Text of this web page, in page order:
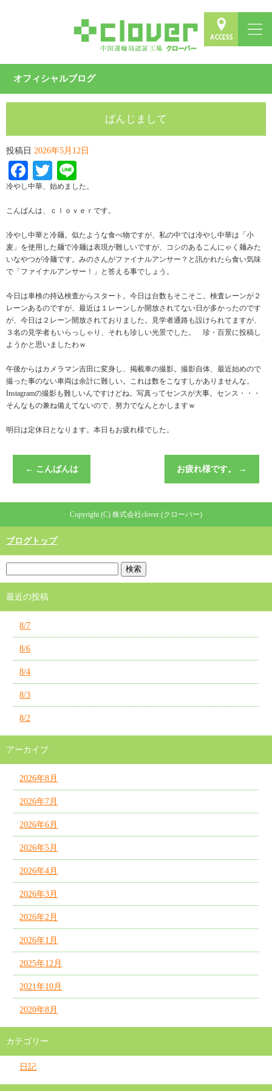
オフィシャルブログ
ばんじまして
投稿日 2026年5月12日
Facebook
Twitter
冷やし中華、始めました。
こんばんは、ｃｌｏｖｅｒです。
冷やし中華と冷麺。似たような食べ物ですが、私の中では冷やし中華は「小
麦」を使用した麺で冷麺は表現が難しいですが、コシのあるこんにゃく麺みた
いなやつが冷麺です。みのさんがファイナルアンサー？と訊かれたら食い気味
で「ファイナルアンサー！」と答える事でしょう。
今日は車検の持込検査からスタート。今日は台数もそこそこ。検査レーンが２
レーンあるのですが、最近は１レーンしか開放されてない日が多かったのです
が、今日は２レーン開放されておりました。見学者通路も設けられてますが、
３名の見学者もいらっしゃり、それも珍しい光景でした。 珍・百景に投稿し
ようかと思いましたわｗ
午後からはカメラマン吉田に変身し、掲載車の撮影。撮影自体、最近始めので
撮った事のない車両は余計に難しい。これは数をこなすしかありませんな。
Instagramの撮影も難しいんですけどね。写真ってセンスが大事。センス・・・
そんなもの兼ね備えてないので、努力でなんとかしますｗ
明日は定休日となります。本日もお疲れ様でした。
← こんばんは お疲れ様です。 →
Copyright (C) 株式会社clover (クローバー)
ブログトップ
最近の投稿
8/7
8/6
8/4
8/3
8/2
アーカイブ
2026年8月
2026年7月
2026年6月
2026年5月
2026年4月
2026年3月
2026年2月
2026年1月
2025年12月
2021年10月
2020年8月
カテゴリー
日記